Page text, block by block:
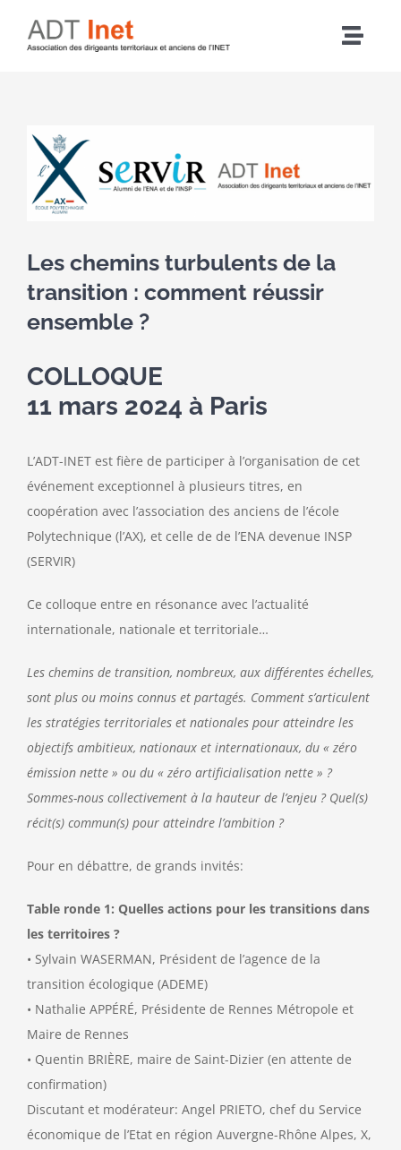
Nos actions
Voir
l'image
agrandie
Les chemins turbulents de la
transition : comment réussir
ensemble ?
COLLOQUE
11 mars 2024 à Paris
L’ADT-INET est fière de participer à l’organisation de cet
événement exceptionnel à plusieurs titres, en
coopération avec l’association des anciens de l’école
Polytechnique (l’AX), et celle de de l’ENA devenue INSP
(SERVIR)
Ce colloque entre en résonance avec l’actualité
internationale, nationale et territoriale…
Les chemins de transition, nombreux, aux différentes échelles,
sont plus ou moins connus et partagés. Comment s’articulent
les stratégies territoriales et nationales pour atteindre les
objectifs ambitieux, nationaux et internationaux, du « zéro
émission nette » ou du « zéro artificialisation nette » ?
Sommes-nous collectivement à la hauteur de l’enjeu ? Quel(s)
récit(s) commun(s) pour atteindre l’ambition ?
Pour en débattre, de grands invités:
Table ronde 1: Quelles actions pour les transitions dans
les territoires ?
• Sylvain WASERMAN, Président de l’agence de la
transition écologique (ADEME)
• Nathalie APPÉRÉ, Présidente de Rennes Métropole et
Maire de Rennes
• Quentin BRIÈRE, maire de Saint-Dizier (en attente de
confirmation)
Discutant et modérateur: Angel PRIETO, chef du Service
économique de l’Etat en région Auvergne-Rhône Alpes, X,